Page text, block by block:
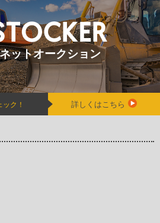
ットオークション
ク！ 詳しくはこちら